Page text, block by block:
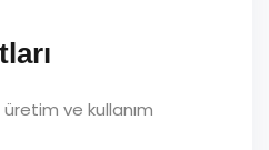
ve kullanım